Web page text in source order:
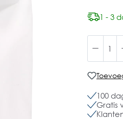
1 - 3
100
Gratis